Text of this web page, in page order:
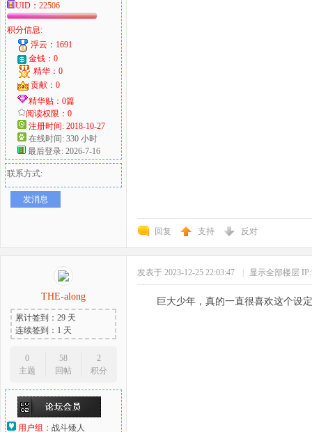
UID： 22506
积分信息:
浮云：1691
金钱：0
精华：0
贡献：0
精华贴：0篇
阅读权限：0
注册时间: 2018-10-27
在线时间: 330 小时
最后登录: 2026-7-16
联系方式:
发消息
回复 支持 反对
THE-along
累计签到：29 天
连续签到：1 天
0
主题
58
回帖
2
积分
用户组： 战斗矮人
发表于 2023-12-25 22:03:47 显示全部楼层
巨大少年，真的一直很喜欢